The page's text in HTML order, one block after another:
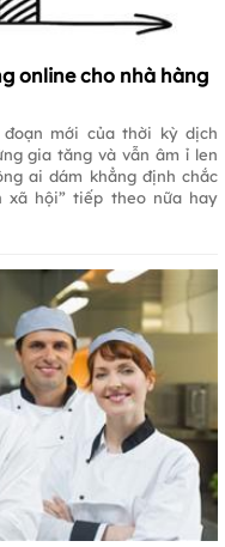
online cho nhà hàng
mới của thời kỳ dịch
gia tăng và vẫn âm ỉ len
ai dám khẳng định chắc
xã hội” tiếp theo nữa hay